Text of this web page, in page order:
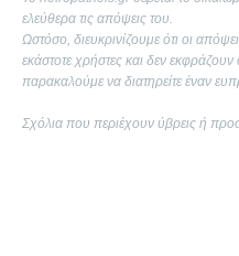
ελεύθερα τις απόψεις του.
Ωστόσο, διευκρινίζουμε ότι οι
εκάστοτε χρήστες και δεν
παρακαλούμε να διατηρείτε έναν
Σχόλια που περιέχουν ύβρεις ή